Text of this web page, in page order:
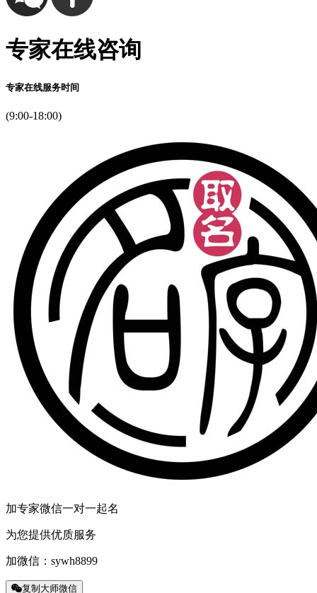
专家在线咨询
专家在线服务时间
(9:00-18:00)
加专家微信一对一起名
为您提供优质服务
加微信： sywh8899
复制大师微信